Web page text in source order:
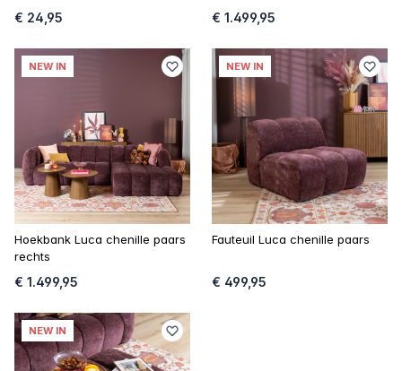
€ 24,95 € 1.499,95
NEW IN
Hoekbank Luca chenille paars
rechts
€ 1.499,95
NEW IN
Fauteuil Luca chenille paars
€ 499,95
NEW IN